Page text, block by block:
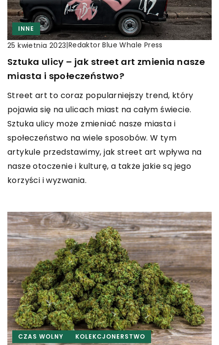
INNE
25 kwietnia 2023|Redaktor Blue Whale Press
Sztuka ulicy – jak street art zmienia nasze
miasta i społeczeństwo?
Street art to coraz popularniejszy trend, który
pojawia się na ulicach miast na całym świecie.
Sztuka ulicy może zmieniać nasze miasta i
społeczeństwo na wiele sposobów. W tym
artykule przedstawimy, jak street art wpływa na
nasze otoczenie i kulturę, a także jakie są jego
korzyści i wyzwania.
CZAS WOLNY KOLEKCJONERSTWO